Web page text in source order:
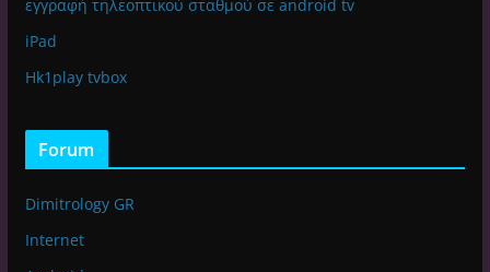
εγγραφή τηλεοπτικού σταθμού σε android tv
iPad
Hk1play tvbox
Forum
Dimitrology GR
Internet